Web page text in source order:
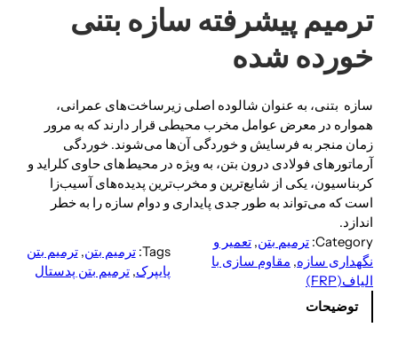
ترمیم پیشرفته سازه بتنی
خورده شده
سازه بتنی، به عنوان شالوده اصلی زیرساخت‌های عمرانی،
همواره در معرض عوامل مخرب محیطی قرار دارند که به مرور
زمان منجر به فرسایش و خوردگی آن‌ها می‌شوند. خوردگی
آرماتورهای فولادی درون بتن، به ویژه در محیط‌های حاوی کلراید و
کربناسیون، یکی از شایع‌ترین و مخرب‌ترین پدیده‌های آسیب‌زا
است که می‌تواند به طور جدی پایداری و دوام سازه را به خطر
اندازد.
Category: ترمیم بتن, تعمیر و
نگهداری سازه, مقاوم سازی با
الیاف(FRP)
Tags: ترمیم بتن, ترمیم بتن
پایپرک, ترمیم بتن پدستال
توضیحات